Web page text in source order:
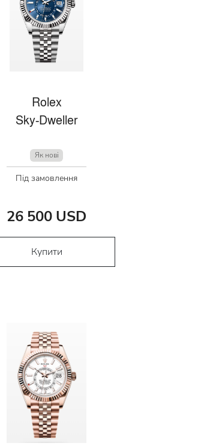
Rolex
Sky-Dweller
Як нові
Під замовлення
26 500 USD
Купити